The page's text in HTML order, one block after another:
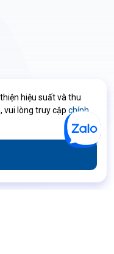
hiệu suất và thu
vui lòng truy cập chính